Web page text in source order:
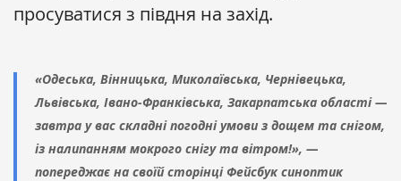
просуватися з півдня на захід.
«Одеська, Вінницька, Миколаївська, Чернівецька,
Львівська, Івано-Франківська, Закарпатська області —
завтра у вас складні погодні умови з дощем та снігом,
із налипанням мокрого снігу та вітром!», —
попереджає на своїй сторінці Фейсбук синоптик